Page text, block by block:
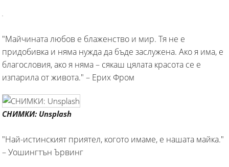
"Майчината любов е блаженство и мир. Тя не е
придобивка и няма нужда да бъде заслужена. Ако я има, е
благословия, ако я няма – сякаш цялата красота се е
изпарила от живота." – Ерих Фром
СНИМКИ: Unsplash
"Най-истинският приятел, когото имаме, е нашата майка."
– Уошингтън Ървинг